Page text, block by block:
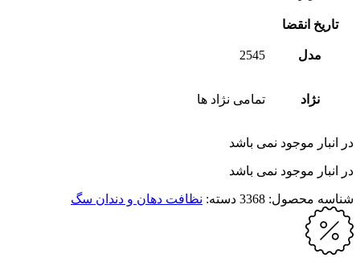
تاریخ انقضا
مدل 2545
نژاد تمامی نژاد ها
در انبار موجود نمی باشد
در انبار موجود نمی باشد
شناسه محصول: 3368 دسته: نظافت دهان و دندان سگ